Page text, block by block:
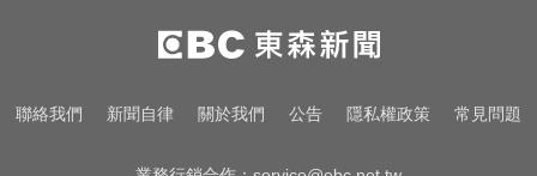
漢光首日共機大舉逼近！偵獲14架
共機、9艘共艦
三商壽9/1股票下市！12/1正式更名
聯絡我們 新聞自律 關於我們 公告 隱私權政策 常見問題